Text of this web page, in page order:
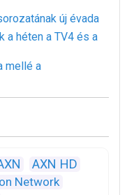
új évada
a héten a TV4 és a
mellé a
AXN HD
Network